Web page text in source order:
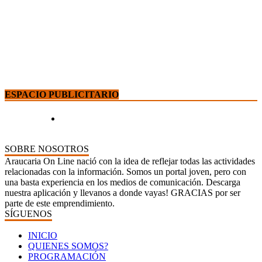
ESPACIO PUBLICITARIO
SOBRE NOSOTROS
Araucaria On Line nació con la idea de reflejar todas las actividades
relacionadas con la información. Somos un portal joven, pero con
una basta experiencia en los medios de comunicación. Descarga
nuestra aplicación y llevanos a donde vayas! GRACIAS por ser
parte de este emprendimiento.
SÍGUENOS
INICIO
QUIENES SOMOS?
PROGRAMACIÓN